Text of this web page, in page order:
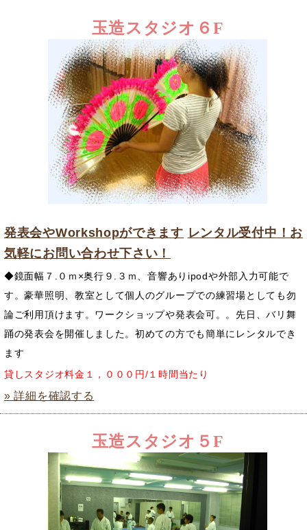
玉造スタジオ６F
発表会やWorkshopができます レンタル受付中！お
気軽にお問い合わせ下さい！
◆鏡面幅７.０ｍ×奥行９.３ｍ、音響ありipodや外部入力可能で
す。豪華照明、教室として個人のグループでの練習場としても勿
論ご利用頂けます。ワークショップや発表会可。。先日、バリ舞
踊の発表会を開催しました。初めての方でも簡単にレンタルでき
ます
貸しスタジオ料金１，０００円/１時間当たり
» 詳細を確認する
玉造スタジオ５F